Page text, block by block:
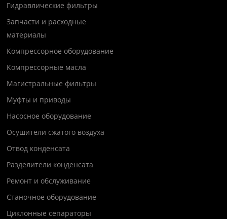
Гидравлические фильтры
Запчасти и расходные
материалы
Компрессорное оборудование
Компрессорные масла
Магистральные фильтры
Муфты и приводы
Насосное оборудование
Осушители сжатого воздуха
Отвод конденсата
Разделители конденсата
Ремонт и обслуживание
Станочное оборудование
Циклонные сепараторы